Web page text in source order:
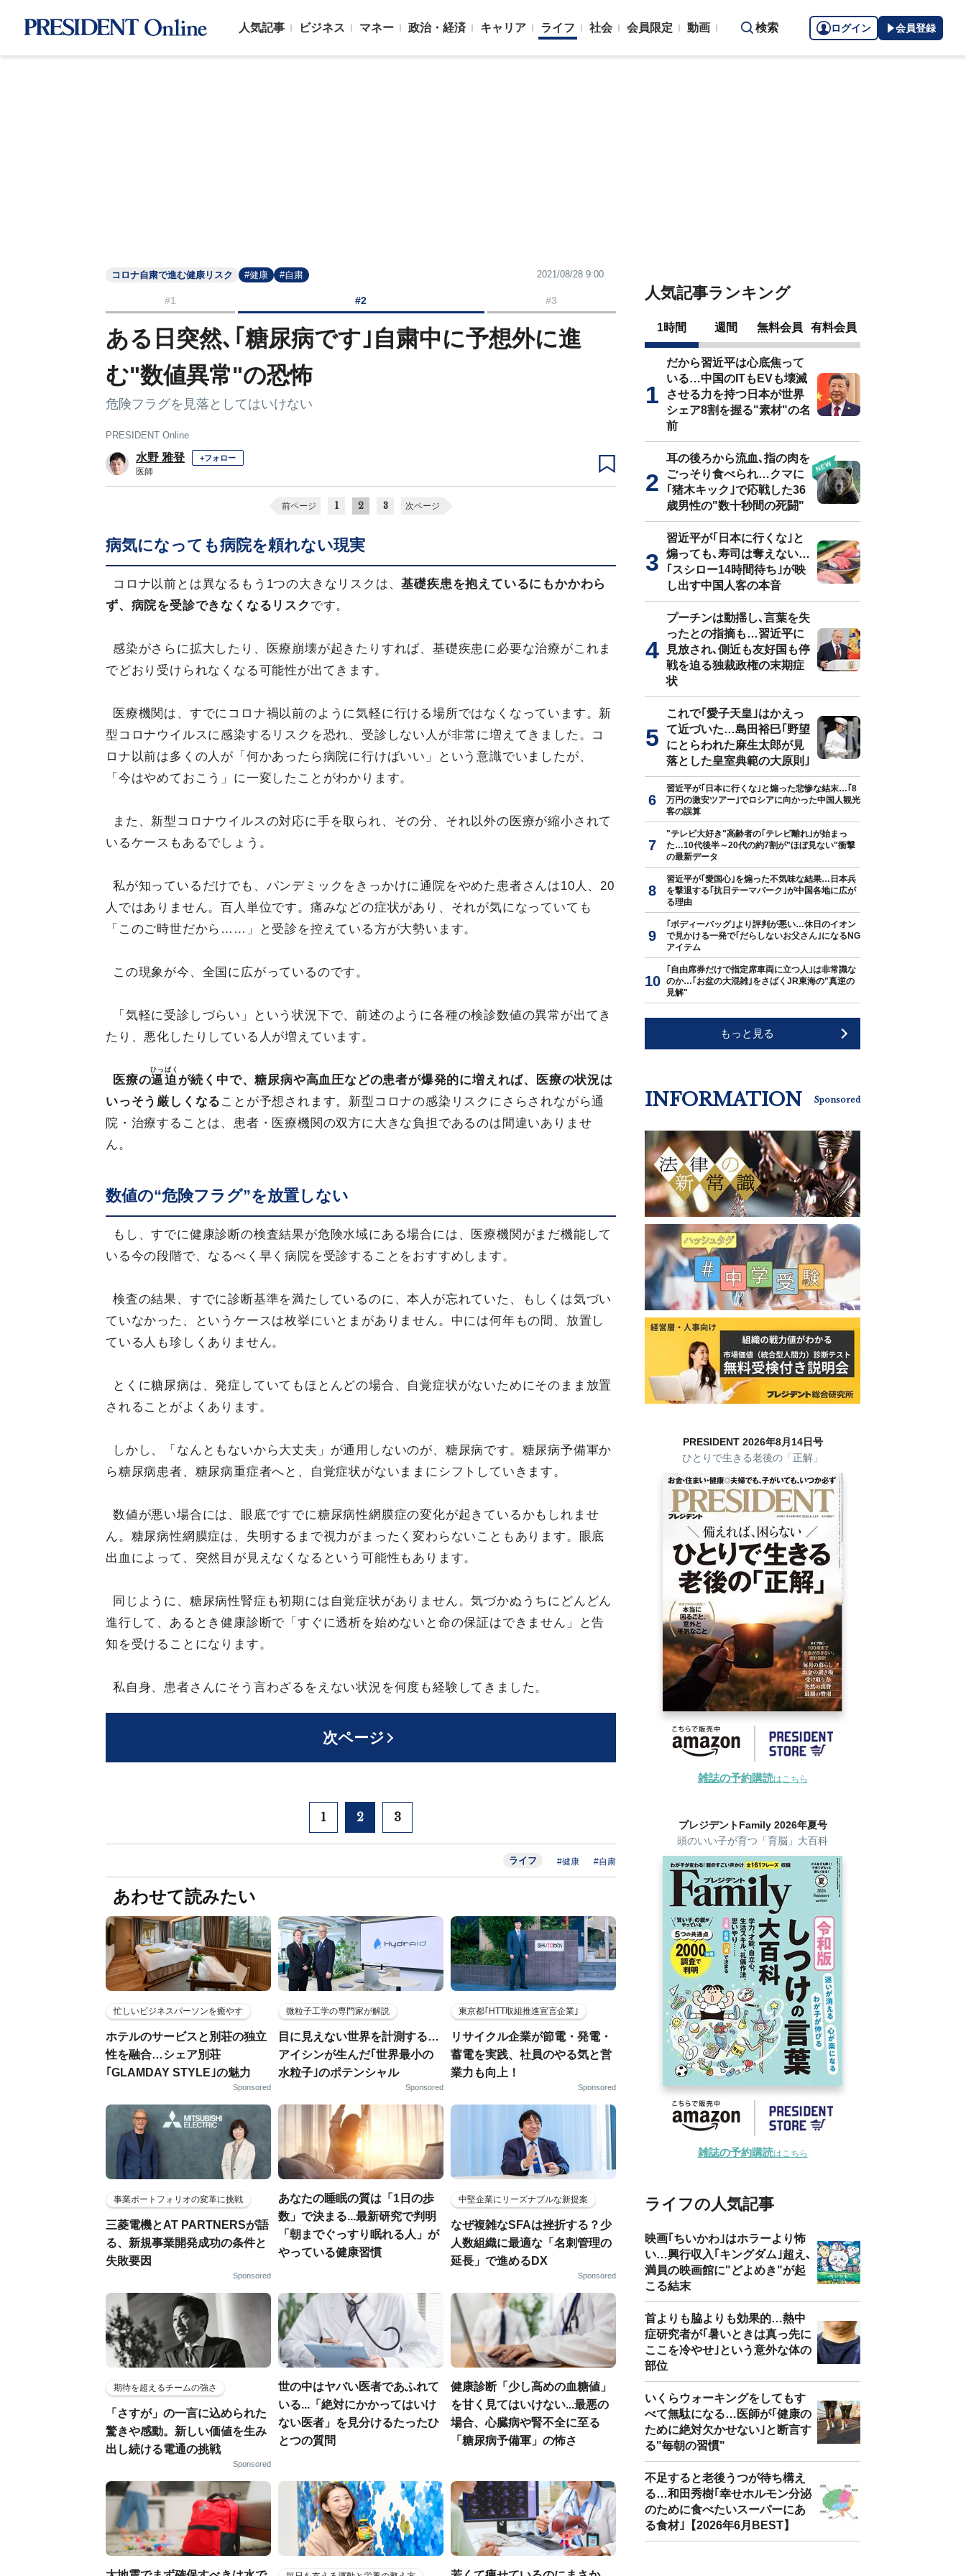
人気記事 ビジネス マネー 政治・経済 キャリア ライフ 社会 会員限定 動画 検索 ログイン 会員登録
コロナ自粛で進む健康リスク #健康 #自粛 2021/08/28 9:00
#1 #2 #3
ある日突然､｢糖尿病です｣自粛中に予想外に進
む"数値異常"の恐怖
危険フラグを見落としてはいけない
PRESIDENT Online
水野 雅登 +フォロー
医師
前ページ 1 2 3 次ページ
病気になっても病院を頼れない現実
コロナ以前とは異なるもう1つの大きなリスクは、基礎疾患を抱えているにもかかわら
ず、病院を受診できなくなるリスク です。
感染がさらに拡大したり、医療崩壊が起きたりすれば、基礎疾患に必要な治療がこれま
でどおり受けられなくなる可能性が出てきます。
医療機関は、すでにコロナ禍以前のように気軽に行ける場所ではなくなっています。新
型コロナウイルスに感染するリスクを恐れ、受診しない人が非常に増えてきました。コ
ロナ以前は多くの人が「何かあったら病院に行けばいい」という意識でいましたが、
「今はやめておこう」に一変したことがわかります。
また、新型コロナウイルスの対応に手を取られ、その分、それ以外の医療が縮小されて
いるケースもあるでしょう。
私が知っているだけでも、パンデミックをきっかけに通院をやめた患者さんは10人、20
人ではありません。百人単位です。痛みなどの症状があり、それが気になっていても
「このご時世だから……」と受診を控えている方が大勢います。
この現象が今、全国に広がっているのです。
「気軽に受診しづらい」という状況下で、前述のように各種の検診数値の異常が出てき
たり、悪化したりしている人が増えています。
医療の逼迫
ひっぱく
が続く中で、糖尿病や高血圧などの患者が爆発的に増えれば、医療の状況は
いっそう厳しくなる ことが予想されます。新型コロナの感染リスクにさらされながら通
院・治療することは、患者・医療機関の双方に大きな負担であるのは間違いありませ
ん。
数値の“危険フラグ”を放置しない
もし、すでに健康診断の検査結果が危険水域にある場合には、医療機関がまだ機能して
いる今の段階で、なるべく早く病院を受診することをおすすめします。
検査の結果、すでに診断基準を満たしているのに、本人が忘れていた、もしくは気づい
ていなかった、というケースは枚挙にいとまがありません。中には何年もの間、放置し
ている人も珍しくありません。
とくに糖尿病は、発症していてもほとんどの場合、自覚症状がないためにそのまま放置
されることがよくあります。
しかし、「なんともないから大丈夫」が通用しないのが、糖尿病です。糖尿病予備軍か
ら糖尿病患者、糖尿病重症者へと、自覚症状がないままにシフトしていきます。
数値が悪い場合には、眼底ですでに糖尿病性網膜症の変化が起きているかもしれませ
ん。糖尿病性網膜症は、失明するまで視力がまったく変わらないこともあります。眼底
出血によって、突然目が見えなくなるという可能性もあります。
同じように、糖尿病性腎症も初期には自覚症状がありません。気づかぬうちにどんどん
進行して、あるとき健康診断で「すぐに透析を始めないと命の保証はできません」と告
知を受けることになります。
私自身、患者さんにそう言わざるをえない状況を何度も経験してきました。
次ページ
1 2 3
ライフ #健康 #自粛
あわせて読みたい
忙しいビジネスパーソンを癒やす
ホテルのサービスと別荘の独立
性を融合…シェア別荘
｢GLAMDAY STYLE｣の魅力
Sponsored
微粒子工学の専門家が解説
目に見えない世界を計測する…
アイシンが生んだ｢世界最小の
水粒子｣のポテンシャル
Sponsored
東京都｢HTT取組推進宣言企業｣
リサイクル企業が節電・発電・
蓄電を実践、社員のやる気と営
業力も向上！
Sponsored
事業ポートフォリオの変革に挑戦
三菱電機とAT PARTNERSが語
る、新規事業開発成功の条件と
失敗要因
Sponsored
あなたの睡眠の質は「1日の歩
数」で決まる...最新研究で判明
「朝までぐっすり眠れる人」が
やっている健康習慣
中堅企業にリーズナブルな新提案
なぜ複雑なSFAは挫折する？少
人数組織に最適な「名刺管理の
延長」で進めるDX
Sponsored
期待を超えるチームの強さ
「さすが」の一言に込められた
驚きや感動。新しい価値を生み
出し続ける電通の挑戦
Sponsored
世の中はヤバい医者であふれて
いる...「絶対にかかってはいけ
ない医者」を見分けるたったひ
とつの質問
健康診断「少し高めの血糖値」
を甘く見てはいけない...最悪の
場合、心臓病や腎不全に至る
「糖尿病予備軍」の怖さ
人気記事ランキング
1時間 週間 無料会員 有料会員
だから習近平は心底焦って
いる…中国のITもEVも壊滅
させる力を持つ日本が世界
シェア8割を握る"素材"の名
前
耳の後ろから流血､指の肉を
ごっそり食べられ…クマに
｢猪木キック｣で応戦した36
歳男性の"数十秒間の死闘"
習近平が｢日本に行くな｣と
煽っても､寿司は奪えない…
｢スシロー14時間待ち｣が映
し出す中国人客の本音
プーチンは動揺し､言葉を失
ったとの指摘も…習近平に
見放され､側近も友好国も停
戦を迫る独裁政権の末期症
状
これで｢愛子天皇｣はかえっ
て近づいた…島田裕巳｢野望
にとらわれた麻生太郎が見
落とした皇室典範の大原則｣
習近平が｢日本に行くな｣と煽った悲惨な結末…｢8
万円の激安ツアー｣でロシアに向かった中国人観光
客の誤算
"テレビ大好き"高齢者の｢テレビ離れ｣が始まっ
た…10代後半～20代の約7割が"ほぼ見ない"衝撃
の最新データ
習近平が｢愛国心｣を煽った不気味な結果…日本兵
を撃退する｢抗日テーマパーク｣が中国各地に広が
る理由
｢ボディーバッグ｣より評判が悪い…休日のイオン
で見かける一発で｢だらしないお父さん｣になるNG
アイテム
｢自由席券だけで指定席車両に立つ人｣は非常識な
のか…｢お盆の大混雑｣をさばくJR東海の"真逆の
見解"
もっと見る
INFORMATION Sponsored
PRESIDENT 2026年8月14日号
ひとりで生きる老後の「正解」
雑誌の予約購読はこちら
プレジデントFamily 2026年夏号
頭のいい子が育つ「育脳」大百科
雑誌の予約購読はこちら
ライフの人気記事
映画｢ちいかわ｣はホラーより怖
い…興行収入｢キングダム｣超え､
満員の映画館に"どよめき"が起
こる結末
首よりも脇よりも効果的…熱中
症研究者が｢暑いときは真っ先に
ここを冷やせ｣という意外な体の
部位
いくらウォーキングをしてもす
べて無駄になる…医師が｢健康の
ために絶対欠かせない｣と断言す
る"毎朝の習慣"
不足すると老後うつが待ち構え
る…和田秀樹｢幸せホルモン分泌
のために食べたいスーパーにあ
る食材｣【2026年6月BEST】